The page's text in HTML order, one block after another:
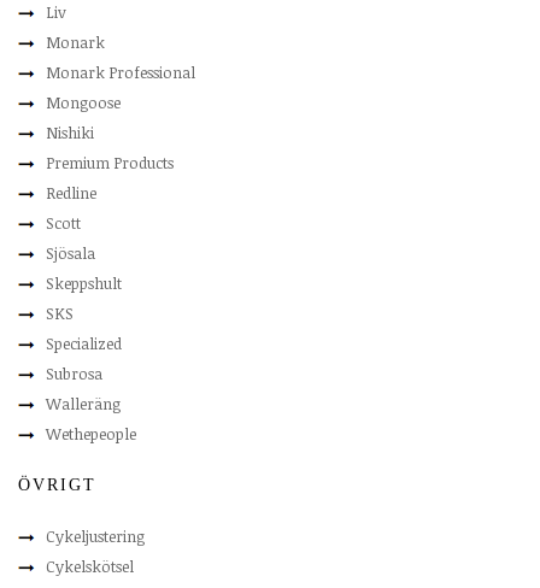
Liv
Monark
Monark Professional
Mongoose
Nishiki
Premium Products
Redline
Scott
Sjösala
Skeppshult
SKS
Specialized
Subrosa
Walleräng
Wethepeople
ÖVRIGT
Cykeljustering
Cykelskötsel